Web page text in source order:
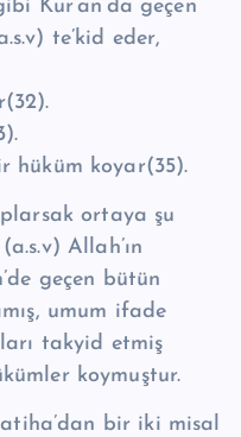
Kur’an’da geçen
te’kid eder,
hüküm koyar(35).
ortaya şu
Allah’ın
geçen bütün
umum ifade
takyid etmiş
koymuştur.
bir iki misal